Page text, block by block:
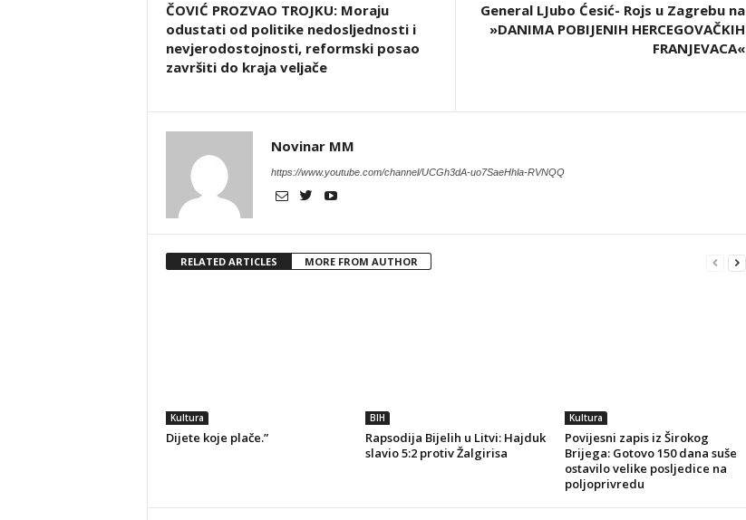
ČOVIĆ PROZVAO TROJKU: Moraju
odustati od politike nedosljednosti i
nevjerodostojnosti, reformski posao
završiti do kraja veljače
General LJubo Ćesić- Rojs u Zagrebu na
»DANIMA POBIJENIH HERCEGOVAČKIH
FRANJEVACA«
Novinar MM
https://www.youtube.com/channel/UCGh3dA-uo7SaeHhla-RVNQQ
RELATED ARTICLES MORE FROM AUTHOR
Kultura
Dijete koje plače.”
BIH
Rapsodija Bijelih u Litvi: Hajduk
slavio 5:2 protiv Žalgirisa
Kultura
Povijesni zapis iz Širokog
Brijega: Gotovo 150 dana suše
ostavilo velike posljedice na
poljoprivredu